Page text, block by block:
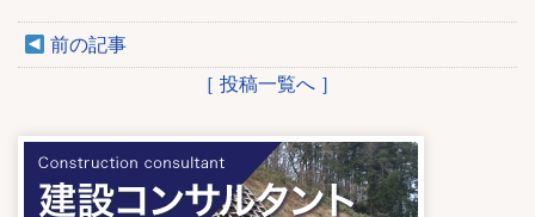
前の記事
［ 投稿一覧へ ］